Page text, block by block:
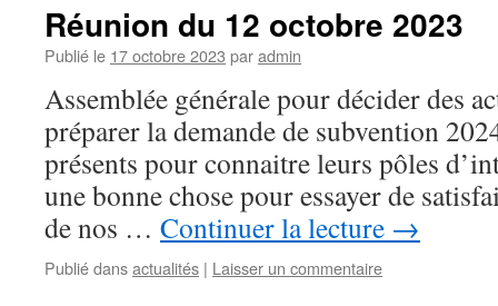
Réunion du 12 octobre 2023
Publié le 17 octobre 2023 paradmin
Assemblée générale pour décider des
préparer la demande de subvention
présents pour connaitre leurs pôles
une bonne chose pour essayer de
de nos … Continuer la lecture →
Publié dansactualités | Laisser un commentaire